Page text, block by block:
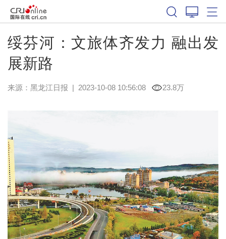
绥芬河：文旅体齐发力 融出发
展新路
来源： 黑龙江日报 | 2023-10-08 10:56:08 23.8万